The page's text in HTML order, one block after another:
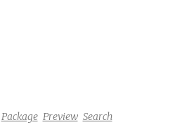
Package Preview Search